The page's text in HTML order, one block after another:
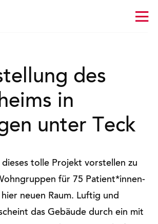
des
in
unter Teck
tolle Projekt vorstellen zu
für 75 Patient*innen-
neuen Raum. Luftig und
das Gebäude durch ein mit